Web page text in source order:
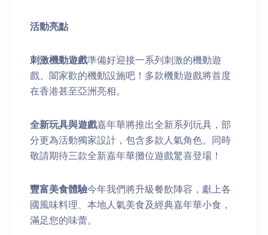
活動亮點
刺激機動遊戲準備好迎接一系列刺激的機動遊
戲、闔家歡的機動設施吧！多款機動遊戲將首度
在香港甚至亞洲亮相。
全新玩具與遊戲嘉年華將推出全新系列玩具，部
分更為活動獨家設計，包含多款人氣角色。同時
敬請期待三款全新嘉年華攤位遊戲驚喜登場！
豐富美食體驗今年我們將升級餐飲陣容，獻上各
國風味料理、本地人氣美食及經典嘉年華小食，
滿足您的味蕾。